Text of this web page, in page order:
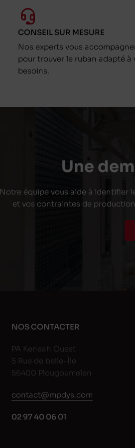
CONSEIL SUR MESURE
Nos experts vous
pour trouver le ruban adapté à
besoins.
Une
Notre équipe vous aide à identifier
et vos contraintes de
NOS CONTACTER
PA Keneah Ouest
5 Rue de belle-Île
56400 Plougoumelen
contact@mpdys.com
02 97 40 06 01